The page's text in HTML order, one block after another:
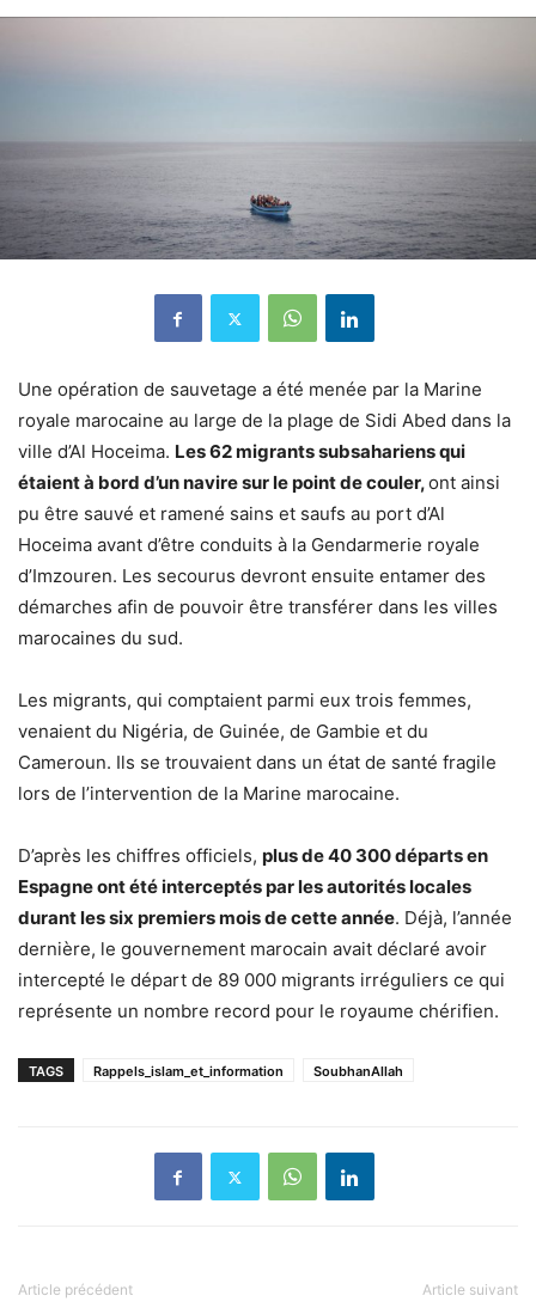
Une opération de sauvetage a été menée par la Marine
royale marocaine au large de la plage de Sidi Abed dans la
ville d’Al Hoceima. Les 62 migrants subsahariens qui
étaient à bord d’un navire sur le point de couler,ont ainsi
pu être sauvé et ramené sains et saufs au port d’Al
Hoceima avant d’être conduits à la Gendarmerie royale
d’Imzouren. Les secourus devront ensuite entamer des
démarches afin de pouvoir être transférer dans les villes
marocaines du sud.
Les migrants, qui comptaient parmi eux trois femmes,
venaient du Nigéria, de Guinée, de Gambie et du
Cameroun. Ils se trouvaient dans un état de santé fragile
lors de l’intervention de la Marine marocaine.
D’après les chiffres officiels, plus de 40 300 départs en
Espagne ont été interceptés par les autorités locales
durant les six premiers mois de cette année. Déjà, l’année
dernière, le gouvernement marocain avait déclaré avoir
intercepté le départ de 89 000 migrants irréguliers ce qui
représente un nombre record pour le royaume chérifien.
TAGS Rappels_islam_et_information SoubhanAllah
Article précédent Article suivant